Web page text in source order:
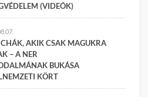
(VIDEÓK)
AKIK CSAK MAGUKRA
– A NER
BUKÁSA
KÖRT